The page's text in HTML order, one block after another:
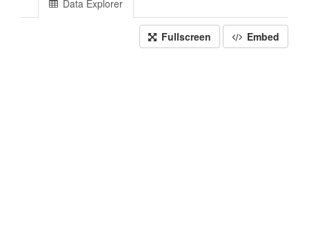
Data Explorer
Fullscreen Embed